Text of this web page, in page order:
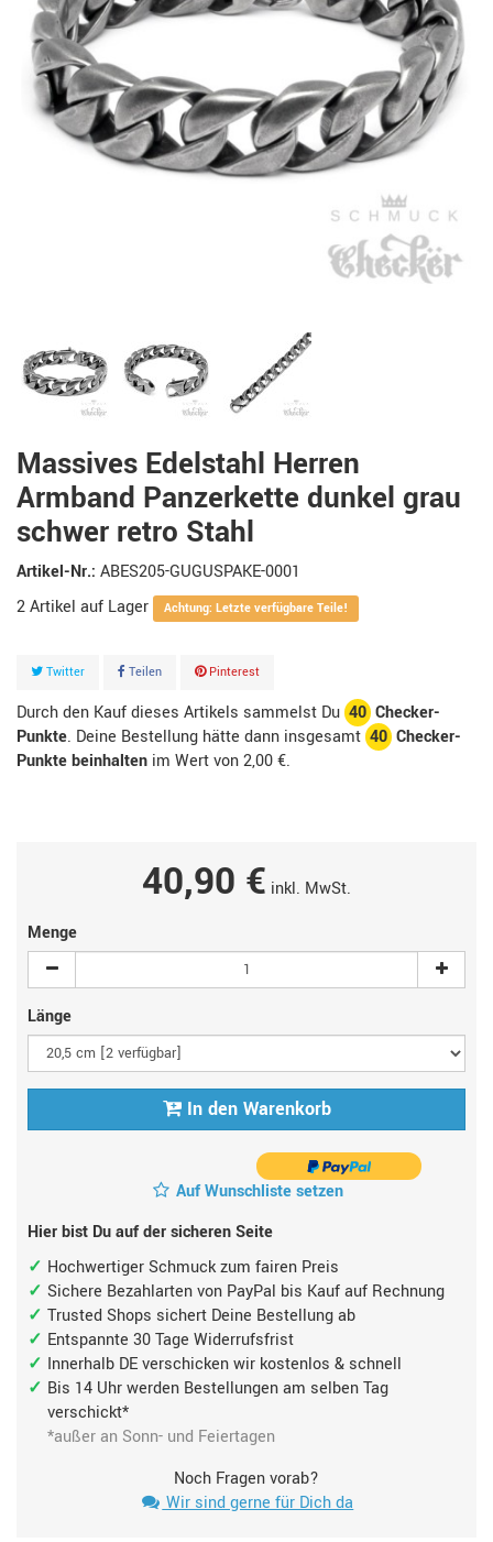
Massives Edelstahl Herren
Armband Panzerkette dunkel grau
schwer retro Stahl
Artikel-Nr.: ABES205-GUGUSPAKE-0001
2Artikel Achtung: Letzte verfügbare Teile!
Twitter Teilen Pinterest
Durch den Kauf dieses Artikels sammelst Du 40 Checker-
Punkte. Deine Bestellung hätte dann insgesamt 40 Checker-
Punkte beinhalten im Wert von2,00 €.
40,90 € inkl. MwSt.
Menge
Länge
In den Warenkorb
Auf Wunschliste setzen
Hier bist Du auf der sicheren Seite
Hochwertiger Schmuck zum fairen Preis
Sichere Bezahlarten von PayPal bis Kauf auf Rechnung
Trusted Shops sichert Deine Bestellung ab
Entspannte 30 Tage Widerrufsfrist
Innerhalb DE verschicken wir kostenlos & schnell
Bis 14 Uhr werden Bestellungen am selben Tag
verschickt*
*außer an Sonn- und Feiertagen
Noch Fragen vorab?
Wir sind gerne für Dich da